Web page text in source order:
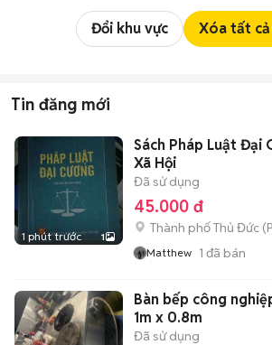
Đổi khu vực Xóa tất
Tin đăng mới
1 phút trước 1
Sách Pháp Luật Đại
Xã Hội
Đã sử dụng
45.000 đ
Thành phố Thủ Đức (
Matthew 1 đã bán
Bàn bếp công
1m x 0.8m
Đã sử dụng